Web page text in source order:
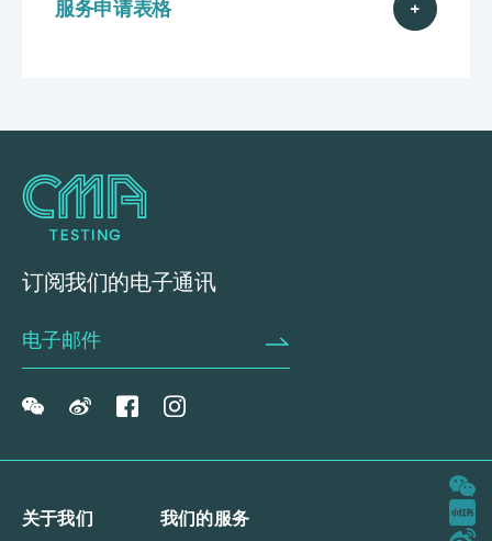
日
繁
服务申请表格
订阅我们的电子通讯
关于我们
我们的服务